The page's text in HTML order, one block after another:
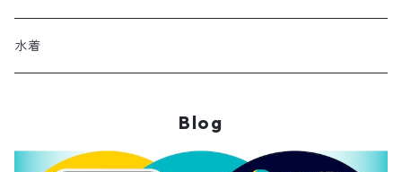
その他
帽子
スカーフ
ロングブーツ
ローファー
リュック
かごバッグ
水着
Blog